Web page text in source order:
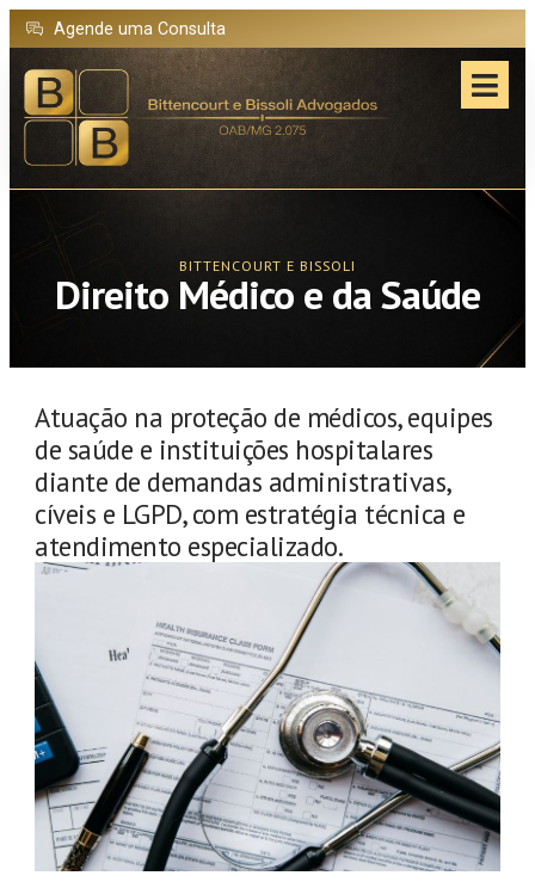
Agende uma Consulta
BITTENCOURT E BISSOLI
Direito Médico e da Saúde
Atuação na proteção de médicos, equipes
de saúde e instituições hospitalares
diante de demandas administrativas,
cíveis e LGPD, com estratégia técnica e
atendimento especializado.